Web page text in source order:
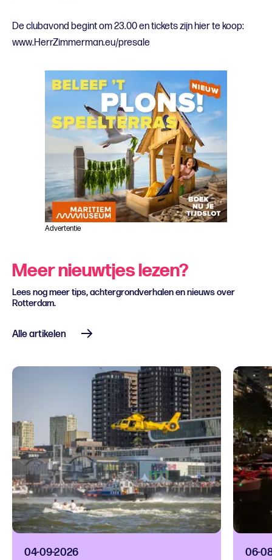
De clubavond begint om 23.00 en tickets zijn hier te koop:
www.HerrZimmerman.eu/presale
Advertentie
Meer nieuwtjes lezen?
Lees nog meer tips, achtergrondverhalen en nieuws over
Rotterdam.
Alle artikelen
04-09-2026 06-